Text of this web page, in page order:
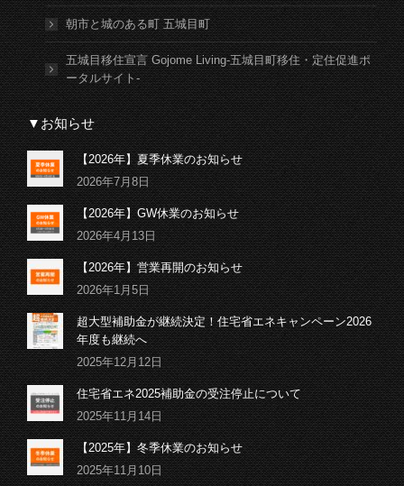
朝市と城のある町 五城目町
五城目移住宣言 Gojome Living-五城目町移住・定住促進ポ
ータルサイト-
▼お知らせ
【2026年】夏季休業のお知らせ
2026年7月8日
【2026年】GW休業のお知らせ
2026年4月13日
【2026年】営業再開のお知らせ
2026年1月5日
超大型補助金が継続決定！住宅省エネキャンペーン2026
年度も継続へ
2025年12月12日
住宅省エネ2025補助金の受注停止について
2025年11月14日
【2025年】冬季休業のお知らせ
2025年11月10日